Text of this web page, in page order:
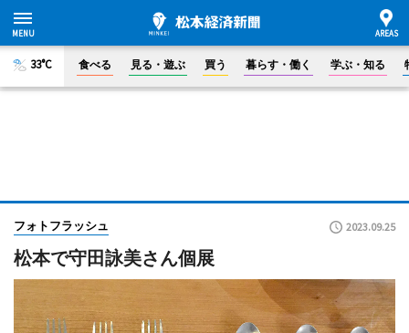
33°C 食べる 見る・遊ぶ 買う 暮らす・働く 学ぶ・知る
フォトフラッシュ 2023.09.25
松本で守田詠美さん個展